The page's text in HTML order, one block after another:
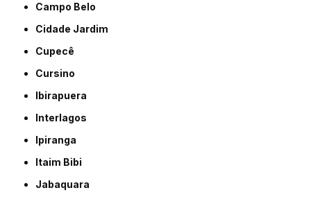
Campo Belo
Cidade Jardim
Cupecê
Cursino
Ibirapuera
Interlagos
Ipiranga
Itaim Bibi
Jabaquara